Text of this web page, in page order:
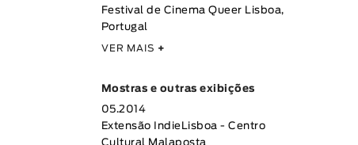
Festival de Cinema Queer Lisboa,
Portugal
VER MAIS +
Mostras e outras exibições
05.2014
Extensão IndieLisboa - Centro